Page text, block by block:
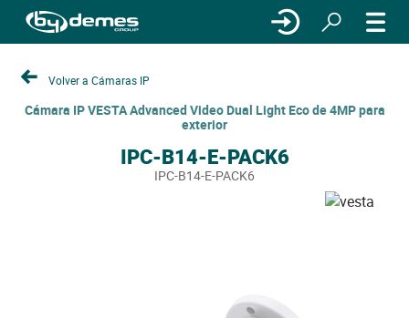
Volver a Cámaras IP
Cámara IP VESTA Advanced Video Dual Light Eco de 4MP para
exterior
IPC-B14-E-PACK6
IPC-B14-E-PACK6